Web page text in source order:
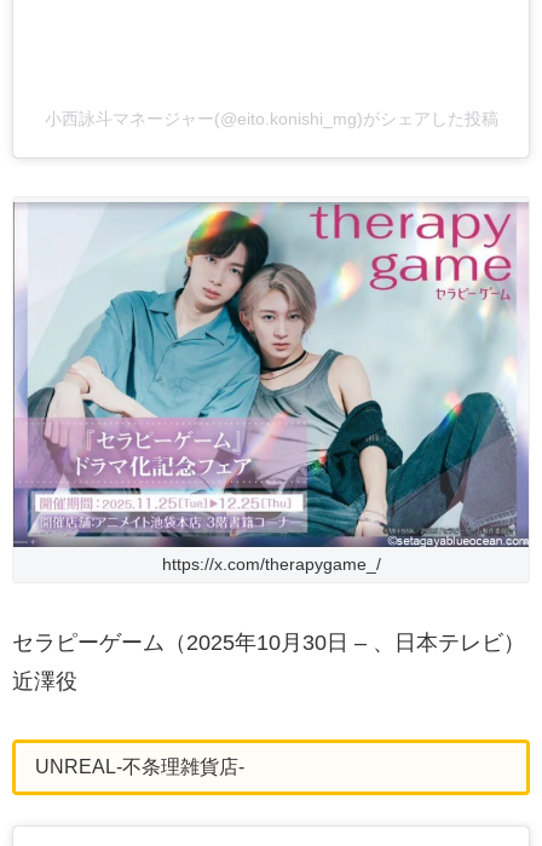
小西詠斗マネージャー(@eito.konishi_mg)がシェアした投稿
https://x.com/therapygame_/
セラピーゲーム（2025年10月30日 – 、日本テレビ）
近澤役
UNREAL-不条理雑貨店-